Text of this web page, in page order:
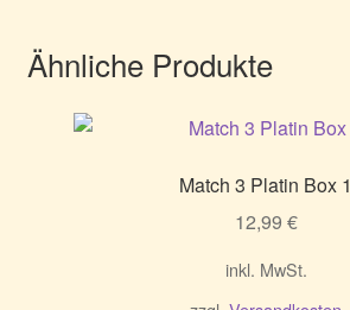
Ähnliche Produkte
Match 3 Platin Box 1
12,99 €
inkl. MwSt.